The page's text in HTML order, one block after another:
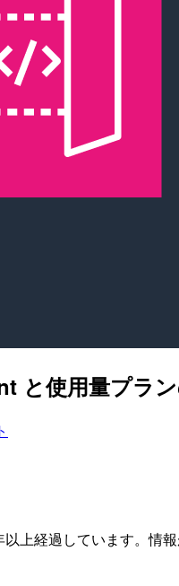
と使用量プラ
上経過しています。情